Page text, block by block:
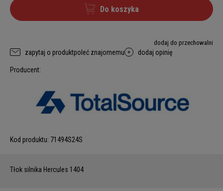
Do koszyka
dodaj do przechowalni
zapytaj o produktpoleć znajomemu dodaj opinię
Producent:
Kod produktu: 71494S24S
Tłok silnika Hercules 1404